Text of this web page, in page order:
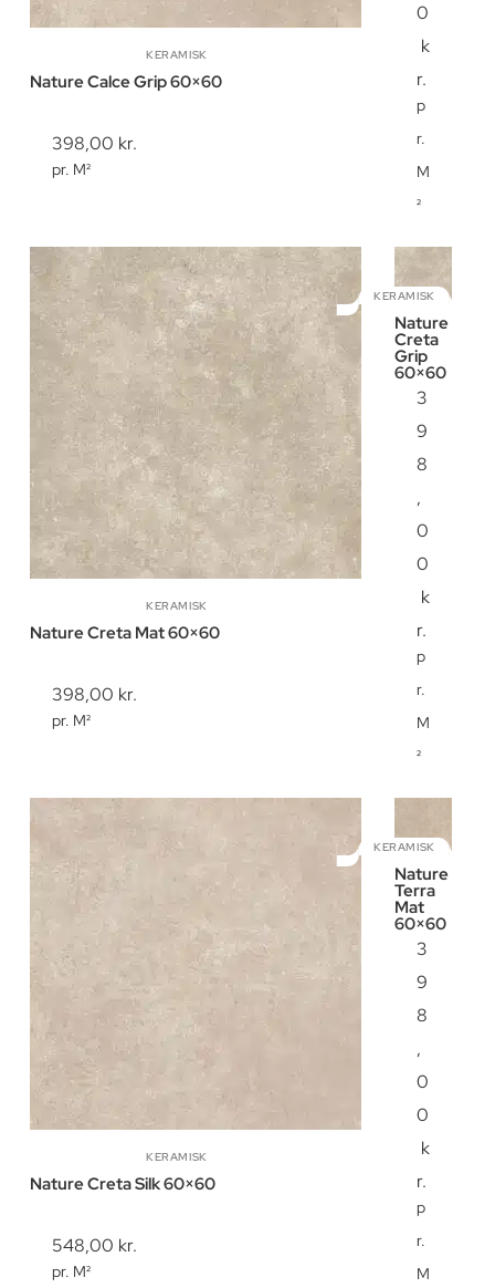
KERAMISK
Nature Calce Grip 60×60
398,00 kr.
pr. M²
0
k
r.
p
r.
M
²
KERAMISK
Nature Creta Mat 60×60
398,00 kr.
pr. M²
KERAMISK
Nature
Creta
Grip
60×60
3
9
8
,
0
0
k
r.
p
r.
M
²
KERAMISK
Nature Creta Silk 60×60
548,00 kr.
pr. M²
KERAMISK
Nature
Terra
Mat
60×60
3
9
8
,
0
0
k
r.
p
r.
M